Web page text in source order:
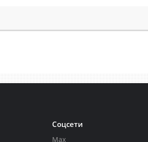
Соцсети
Max